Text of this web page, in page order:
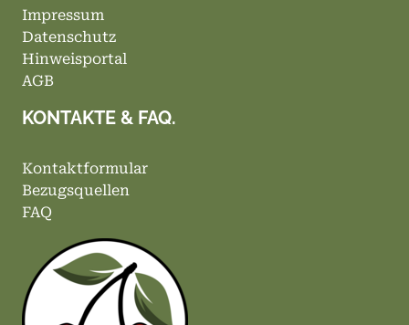
Impressum
Datenschutz
Hinweisportal
AGB
KONTAKTE & FAQ.
Kontaktformular
Bezugsquellen
FAQ